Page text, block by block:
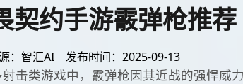
契约手游霰弹枪推荐
：智汇AI 发布时间：2025-09-13
击类游戏中，霰弹枪因其近战的强悍威